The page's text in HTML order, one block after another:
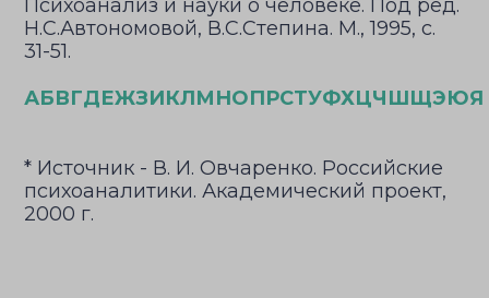
Психоанализ и науки о человеке. Под ред.
Н.С.Автономовой, В.С.Степина. М., 1995, с.
31-51.
АБВГДЕЖЗИКЛМНОПРСТУФХЦЧШЩЭЮЯ
* Источник - В. И. Овчаренко. Российские
психоаналитики. Академический проект,
2000 г.